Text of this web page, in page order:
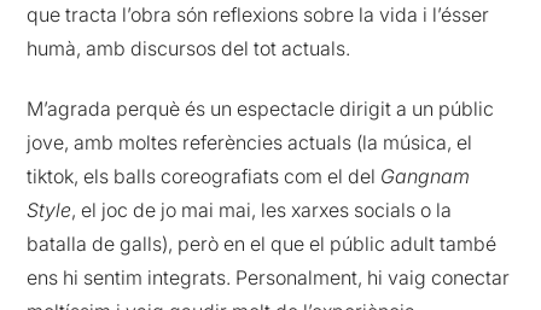
que tracta l’obra són reflexions sobre la vida i l’ésser
humà, amb discursos del tot actuals.
M’agrada perquè és un espectacle dirigit a un públic
jove, amb moltes referències actuals (la música, el
tiktok, els balls coreografiats com el del Gangnam
Style, el joc de jo mai mai, les xarxes socials o la
batalla de galls), però en el que el públic adult també
ens hi sentim integrats. Personalment, hi vaig conectar